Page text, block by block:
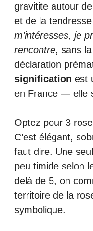
gravitite autour
et de la
m’intéresses, je
rencontre, sans
déclaration
signification est
en France — elle
Optez pour 3
C’est élégant,
faut dire. Une
peu timide selon
delà de 5, on
territoire de la
symbolique.